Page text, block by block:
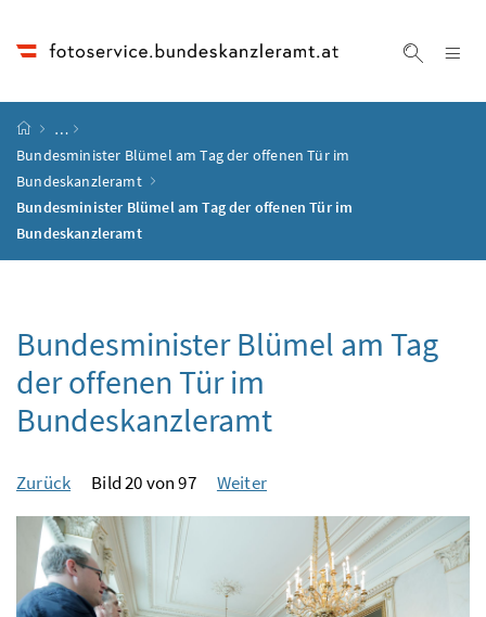
Startseite
…
Bundesminister Blümel am Tag der offenen Tür im
Bundeskanzleramt
Bundesminister Blümel am Tag der offenen Tür im
Bundeskanzleramt
Bundesminister Blümel am Tag
der offenen Tür im
Bundeskanzleramt
Zurück Bild 20 von 97 Weiter